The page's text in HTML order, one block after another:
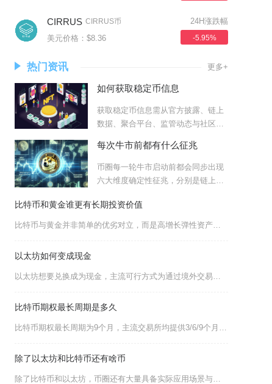
CIRRUS CIRRUS币
美元价格：$8.36
24H涨跌幅
-5.95%
热门资讯 更多+
如何获取稳定币信息
获取稳定币信息需从官方披露、链上
数据、聚合平台、监管动态与社区信
每次牛市前都有什么征兆
币圈每一轮牛市启动前都会同步出现
六大维度确定性征兆，分别是链上估
比特币和黄金谁更有长期投资价值
比特币与黄金并非简单的优劣对立，而是高增长弹性资产与稳健避险资产的互补关系；追求超额收益选
以太坊如何变成现金
以太坊想要兑换成为现金，主流可行方式为通过境外交易所先完成币币兑换，再借助平台C2C场外交
比特币期权最长周期是多久
比特币期权最长周期为9个月，主流交易所均提供3/6/9个月季度合约，美国现货ETF期权最长
除了以太坊和比特币还有啥币
除了比特币和以太坊，币圈还有大量具备实际应用场景与市场共识的主流及潜力币种，涵盖公链、稳定